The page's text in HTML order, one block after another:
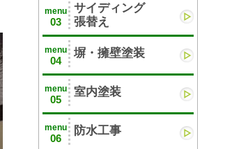
menu
03
サイディング
張替え
menu
04
塀・擁壁塗装
menu
05
室内塗装
menu
06
防水工事